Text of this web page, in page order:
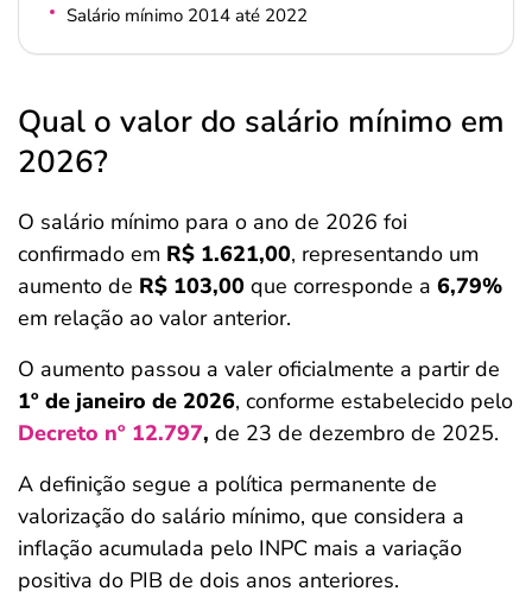
Salário mínimo 2014 até 2022
Qual o valor do salário mínimo em
2026?
O salário mínimo para o ano de 2026 foi
confirmado em R$ 1.621,00, representando um
aumento de R$ 103,00 que corresponde a 6,79%
em relação ao valor anterior.
O aumento passou a valer oficialmente a partir de
1º de janeiro de 2026, conforme estabelecido pelo
Decreto nº 12.797, de 23 de dezembro de 2025.
A definição segue a política permanente de
valorização do salário mínimo, que considera a
inflação acumulada pelo INPC mais a variação
positiva do PIB de dois anos anteriores.